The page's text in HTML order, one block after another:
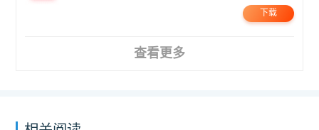
下载
查看更多